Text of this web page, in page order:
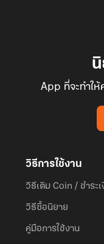
App ที่จะทำใ
วิธีการใช้งาน
วิธีเติม Coin / ชำระเ
วิธีซื้อนิยาย
คู่มือการใช้งาน